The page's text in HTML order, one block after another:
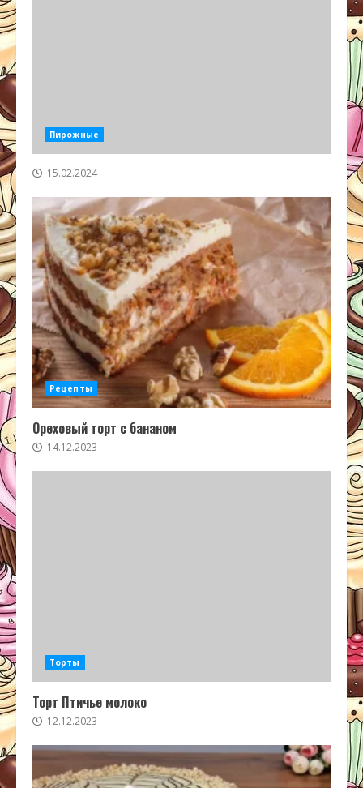
Пирожные
15.02.2024
Рецепты
Ореховый торт с бананом
14.12.2023
Торты
Торт Птичье молоко
12.12.2023